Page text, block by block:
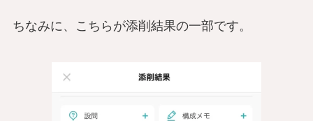
ちなみに、こちらが添削結果の一部です。